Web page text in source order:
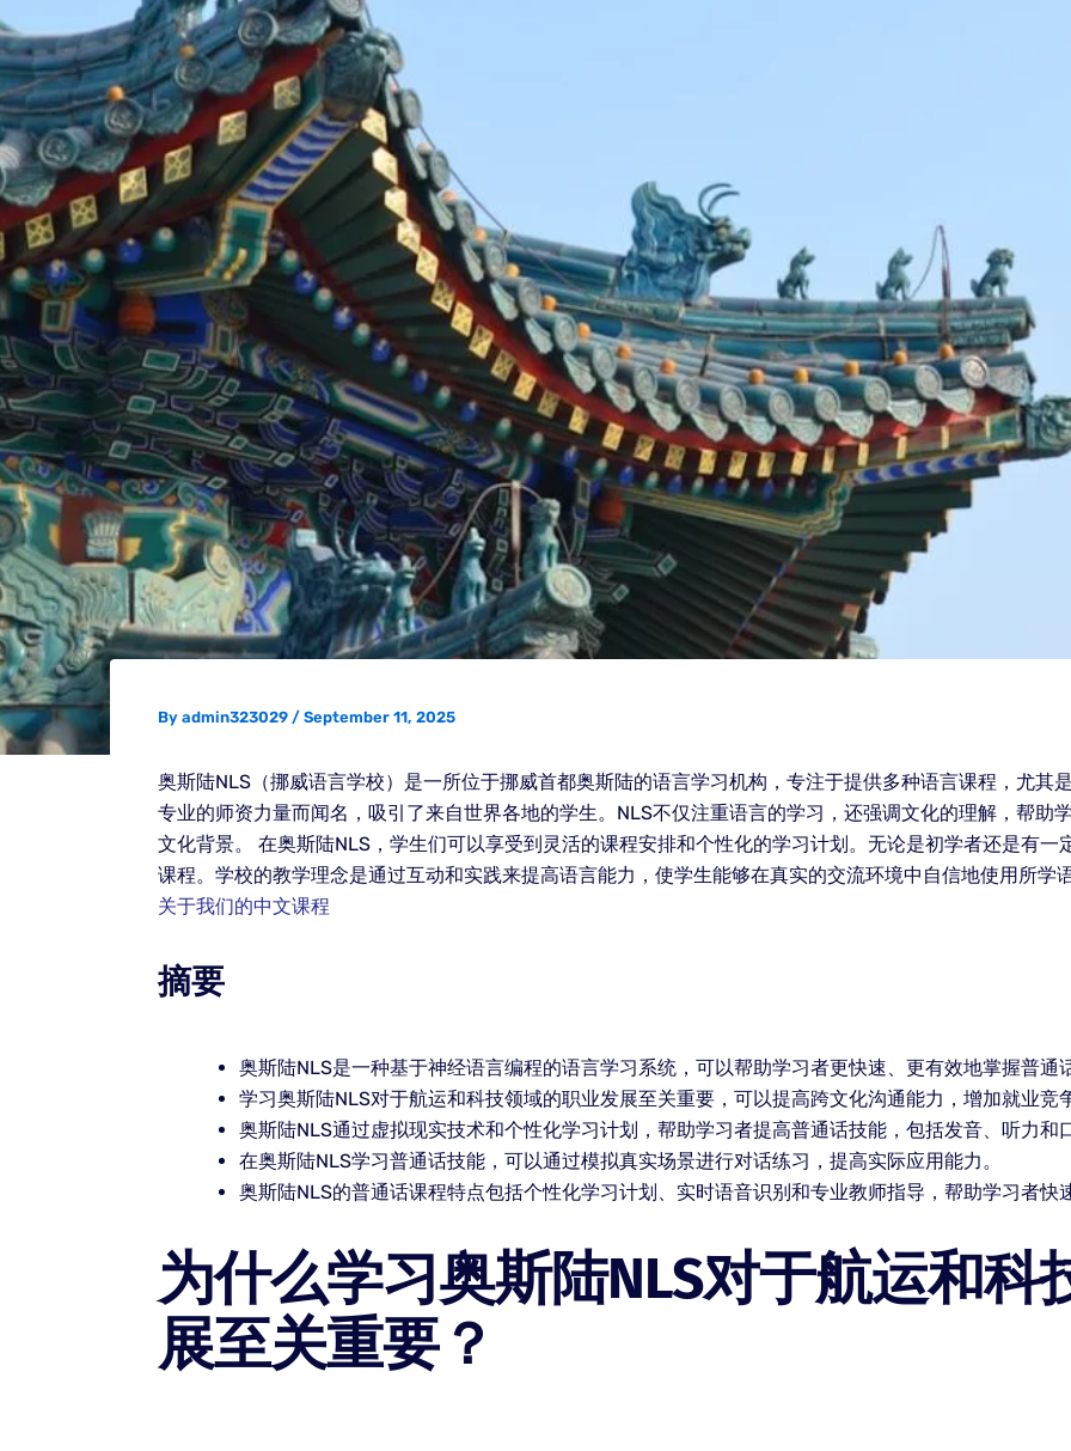
By admin323029 / September 11, 2025
奥斯陆NLS（挪威语言学校）是一所位于挪威首都奥斯陆的语言学习机构，专注于提供多种语言课程，尤其
专业的师资力量而闻名，吸引了来自世界各地的学生。NLS不仅注重语言的学习，还强调文化的理解，帮助
文化背景。 在奥斯陆NLS，学生们可以享受到灵活的课程安排和个性化的学习计划。无论是初学者还是有
课程。学校的教学理念是通过互动和实践来提高语言能力，使学生能够在真实的交流环境中自信地使用所学
关于我们的中文课程
摘要
奥斯陆NLS是一种基于神经语言编程的语言学习系统，可以帮助学习者更快速、更有效地掌握普通
学习奥斯陆NLS对于航运和科技领域的职业发展至关重要，可以提高跨文化沟通能力，增加就业竞
奥斯陆NLS通过虚拟现实技术和个性化学习计划，帮助学习者提高普通话技能，包括发音、听力和
在奥斯陆NLS学习普通话技能，可以通过模拟真实场景进行对话练习，提高实际应用能力。
奥斯陆NLS的普通话课程特点包括个性化学习计划、实时语音识别和专业教师指导，帮助学习者快
为什么学习奥斯陆NLS对于航运和科
展至关重要？